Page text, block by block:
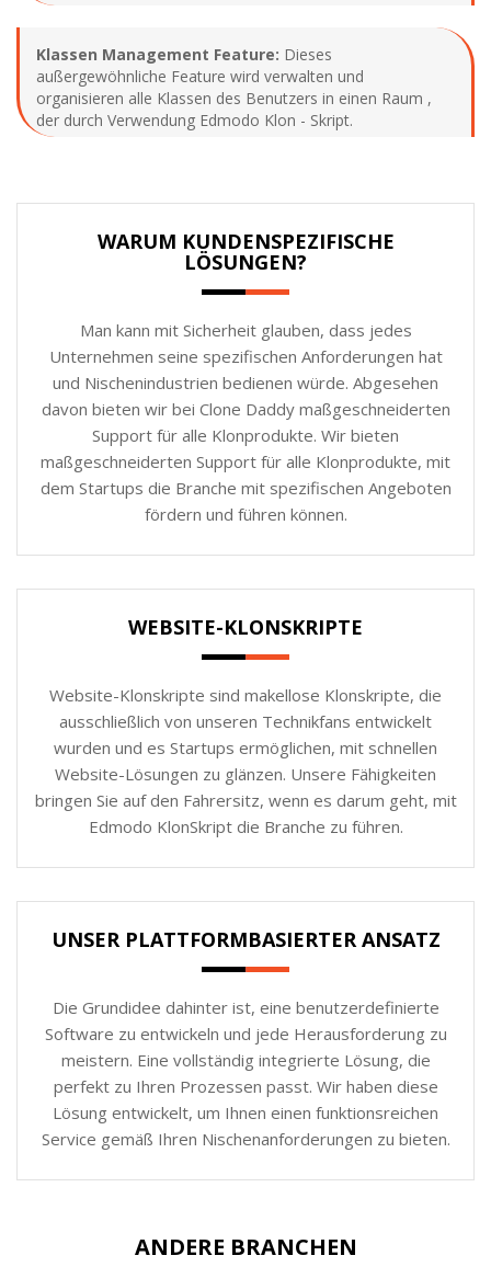
Klassen Management Feature: Dieses
außergewöhnliche Feature wird verwalten und
organisieren alle Klassen des Benutzers in einen Raum ,
der durch Verwendung Edmodo Klon - Skript.
WARUM KUNDENSPEZIFISCHE
LÖSUNGEN?
Man kann mit Sicherheit glauben, dass jedes
Unternehmen seine spezifischen Anforderungen hat
und Nischenindustrien bedienen würde. Abgesehen
davon bieten wir bei Clone Daddy maßgeschneiderten
Support für alle Klonprodukte. Wir bieten
maßgeschneiderten Support für alle Klonprodukte, mit
dem Startups die Branche mit spezifischen Angeboten
fördern und führen können.
WEBSITE-KLONSKRIPTE
Website-Klonskripte sind makellose Klonskripte, die
ausschließlich von unseren Technikfans entwickelt
wurden und es Startups ermöglichen, mit schnellen
Website-Lösungen zu glänzen. Unsere Fähigkeiten
bringen Sie auf den Fahrersitz, wenn es darum geht, mit
Edmodo KlonSkript die Branche zu führen.
UNSER PLATTFORMBASIERTER ANSATZ
Die Grundidee dahinter ist, eine benutzerdefinierte
Software zu entwickeln und jede Herausforderung zu
meistern. Eine vollständig integrierte Lösung, die
perfekt zu Ihren Prozessen passt. Wir haben diese
Lösung entwickelt, um Ihnen einen funktionsreichen
Service gemäß Ihren Nischenanforderungen zu bieten.
ANDERE BRANCHEN